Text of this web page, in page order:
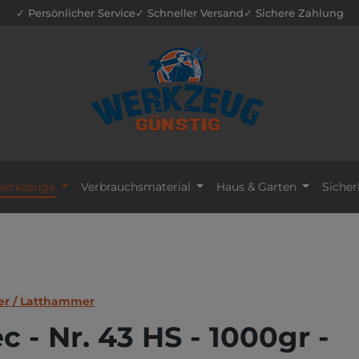
✓ Persönlicher Service✓ Schneller Versand✓ Sichere Zahlung
Verbrauchsmaterial Haus & Garten
/ Latthammer
- Nr. 43 HS - 1000gr -